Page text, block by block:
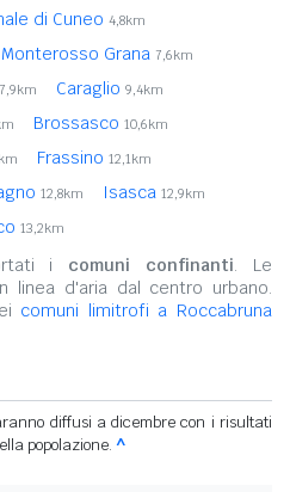
di Cuneo 4,8km
Monterosso Grana 7,6km
7,9km Caraglio 9,4km
Brossasco 10,6km
Frassino 12,1km
12,8km Isasca 12,9km
13,2km
i comuni confinanti. Le
linea d'aria dal centro urbano.
comuni limitrofi a Roccabruna
diffusi a dicembre con i risultati
popolazione. ^